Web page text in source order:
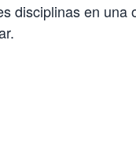
disciplinas en una